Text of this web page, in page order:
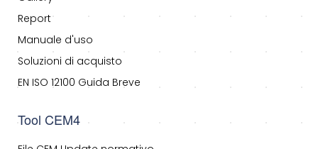
Report
Manuale d'uso
Soluzioni di acquisto
EN ISO 12100 Guida Breve
Tool CEM4